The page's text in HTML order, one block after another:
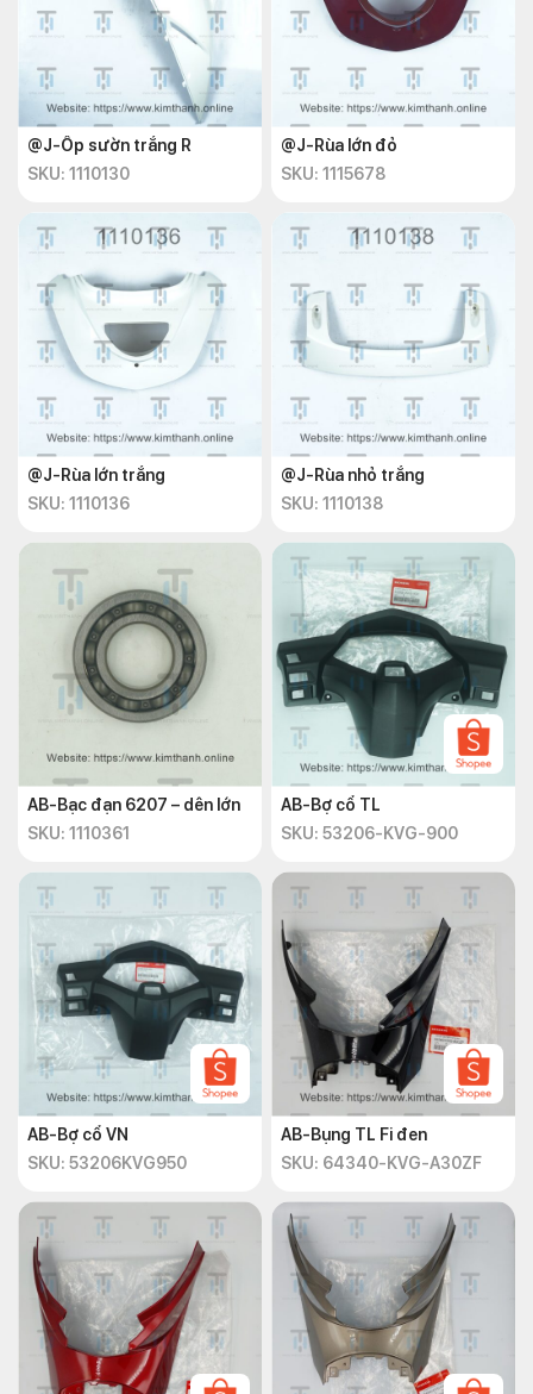
@J-Ốp sườn trắng R
SKU: 1110130
@J-Rùa lớn đỏ
SKU: 1115678
@J-Rùa lớn trắng
SKU: 1110136
@J-Rùa nhỏ trắng
SKU: 1110138
AB-Bạc đạn 6207 – dên lớn
SKU: 1110361
AB-Bợ cổ TL
SKU: 53206-KVG-900
AB-Bợ cổ VN
SKU: 53206KVG950
AB-Bụng TL Fi đen
SKU: 64340-KVG-A30ZF